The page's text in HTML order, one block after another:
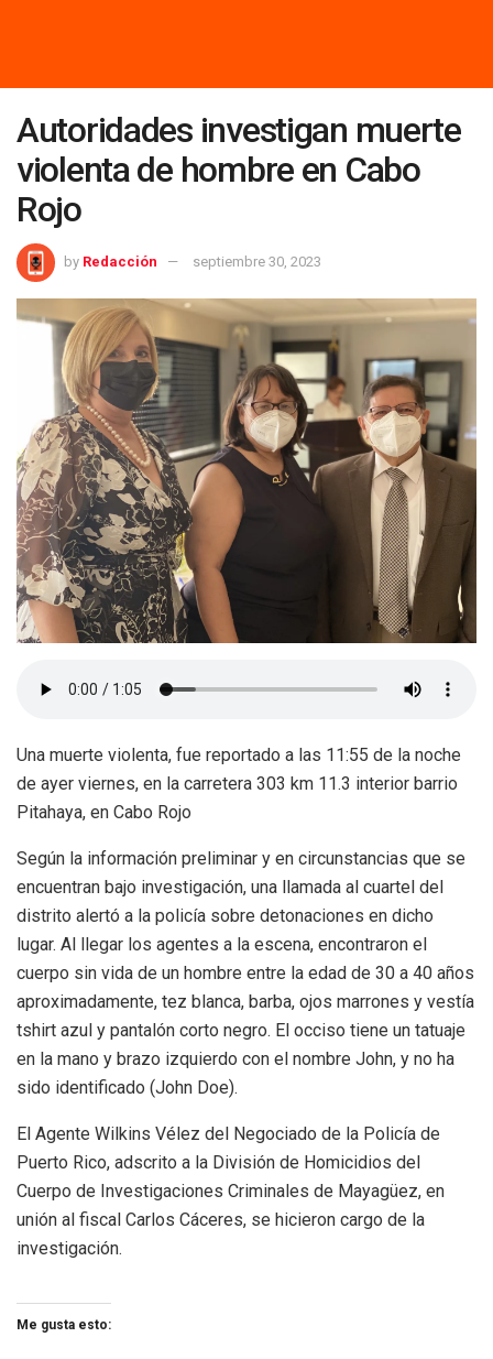
Autoridades investigan muerte
violenta de hombre en Cabo
Rojo
by Redacción septiembre 30, 2023
Una muerte violenta, fue reportado a las 11:55 de la noche
de ayer viernes, en la carretera 303 km 11.3 interior barrio
Pitahaya, en Cabo Rojo
Según la información preliminar y en circunstancias que se
encuentran bajo investigación, una llamada al cuartel del
distrito alertó a la policía sobre detonaciones en dicho
lugar. Al llegar los agentes a la escena, encontraron el
cuerpo sin vida de un hombre entre la edad de 30 a 40 años
aproximadamente, tez blanca, barba, ojos marrones y vestía
tshirt azul y pantalón corto negro. El occiso tiene un tatuaje
en la mano y brazo izquierdo con el nombre John, y no ha
sido identificado (John Doe).
El Agente Wilkins Vélez del Negociado de la Policía de
Puerto Rico, adscrito a la División de Homicidios del
Cuerpo de Investigaciones Criminales de Mayagüez, en
unión al fiscal Carlos Cáceres, se hicieron cargo de la
investigación.
Me gusta esto: